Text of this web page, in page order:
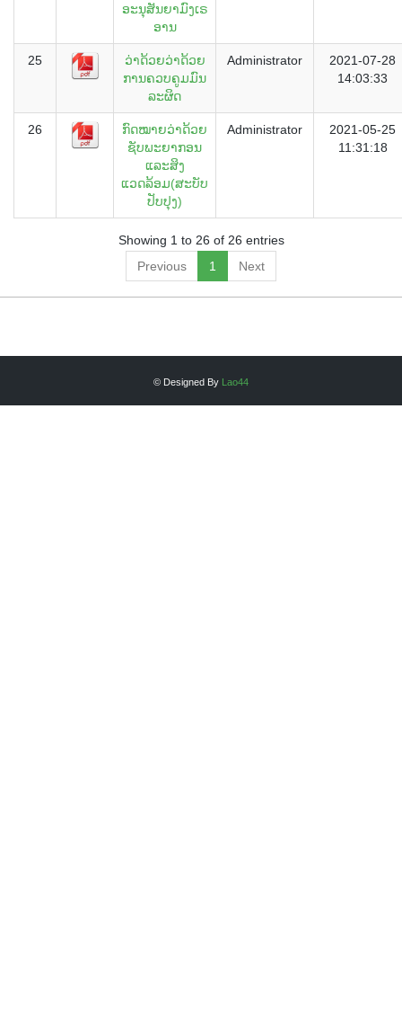
ອະນຸສັນຍາມົງເຣ
ອານ
25
ວ່າດ້ວຍວ່າດ້ວຍ
ການຄວບຄູມມົນ
ລະຜິດ
Administrator
2021-07-28
14:03:33
26
ກົດໝາຍວ່າດ້ວຍ
ຊັບພະຍາກອນ
ແລະສິງ
ແວດລ້ອມ(ສະບັບ
ປັບປຸງ)
Administrator
2021-05-25
11:31:18
Showing 1 to 26 of 26 entries
Previous
1 Next
© Designed By Lao44